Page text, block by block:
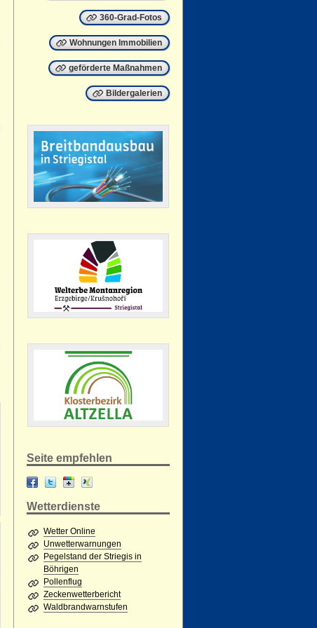
360-Grad-Fotos
Wohnungen Immobilien
geförderte Maßnahmen
Bildergalerien
Seite empfehlen
Wetterdienste
Wetter Online
Unwetterwarnungen
Pegelstand der Striegis in
Böhrigen
Pollenflug
Zeckenwetterbericht
Waldbrandwarnstufen